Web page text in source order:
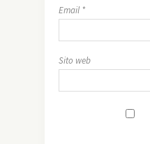
Email *
Sito web